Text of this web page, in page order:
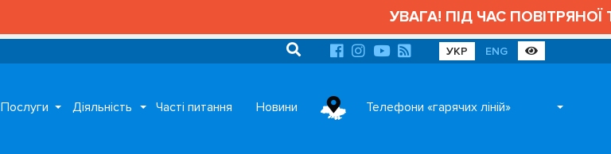
УВАГА! ПІД ЧАС ПОВІТРЯНОЇ
УКР ENG
Послуги Діяльність Часті питання Новини Телефони «гарячих ліній»